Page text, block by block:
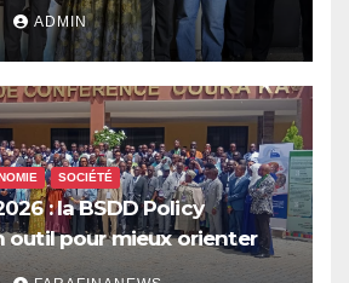
ADMIN
SOCIÉTÉ
: la BSDD Policy
outil pour mieux orienter
publiques